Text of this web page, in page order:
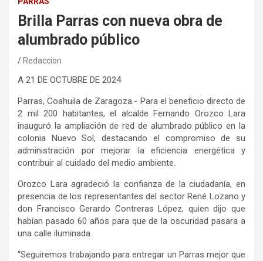
Brilla Parras con nueva obra de
alumbrado público
Redaccion
A 21 DE OCTUBRE DE 2024
Parras, Coahuila de Zaragoza.- Para el beneficio directo de
2 mil 200 habitantes, el alcalde Fernando Orozco Lara
inauguró la ampliación de red de alumbrado público en la
colonia Nuevo Sol, destacando el compromiso de su
administración por mejorar la eficiencia energética y
contribuir al cuidado del medio ambiente.
Orozco Lara agradeció la confianza de la ciudadanía, en
presencia de los representantes del sector René Lozano y
don Francisco Gerardo Contreras López, quien dijo que
habían pasado 60 años para que de la oscuridad pasara a
una calle iluminada.
“Seguiremos trabajando para entregar un Parras mejor que